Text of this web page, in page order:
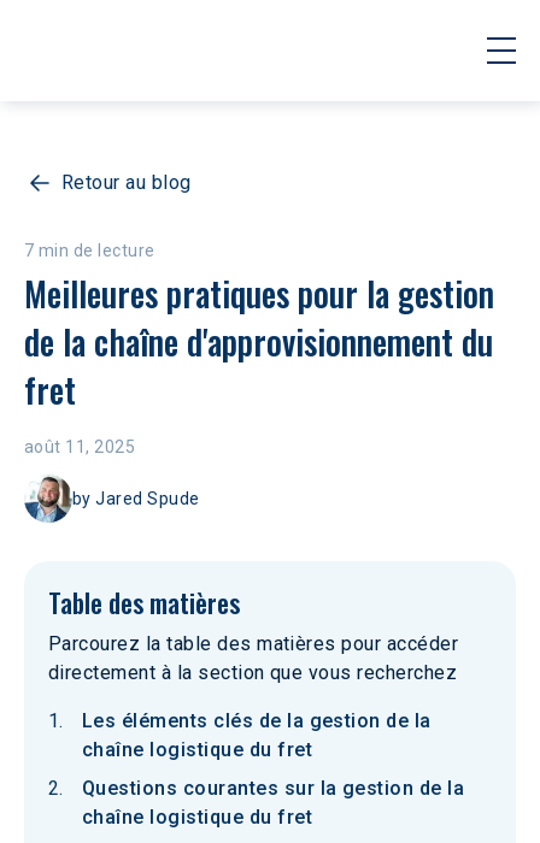
Retour au blog
7 min de lecture
Meilleures pratiques pour la gestion
de la chaîne d'approvisionnement du
fret
août 11, 2025
byJared Spude
Table des matières
Parcourez la table des matières pour accéder
directement à la section que vous recherchez
Les éléments clés de la gestion de la
chaîne logistique du fret
Questions courantes sur la gestion de la
chaîne logistique du fret